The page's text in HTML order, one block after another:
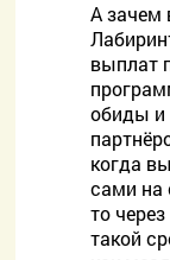
А зачем
выплат
обиды и
когда
сами на
то
такой